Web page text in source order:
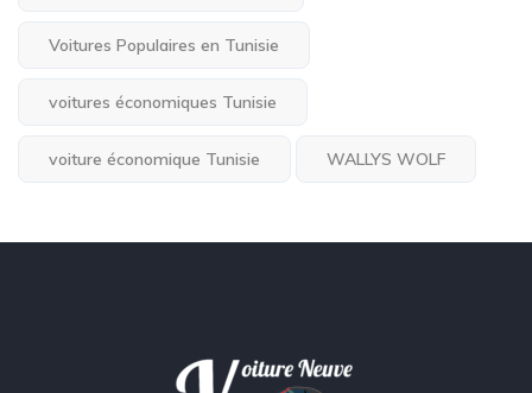
Voitures Populaires en Tunisie
voitures économiques Tunisie
voiture économique Tunisie WALLYS WOLF